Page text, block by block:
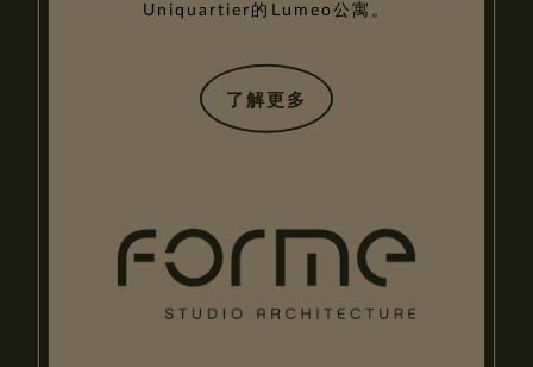
Uniquartier的Lumeo公寓。
了解更多